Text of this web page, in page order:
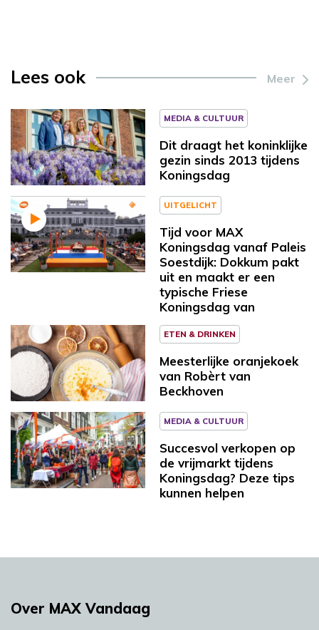
Lees ook Meer
MEDIA & CULTUUR
Dit draagt het koninklijke
gezin sinds 2013 tijdens
Koningsdag
UITGELICHT
Tijd voor MAX
Koningsdag vanaf Paleis
Soestdijk: Dokkum pakt
uit en maakt er een
typische Friese
Koningsdag van
ETEN & DRINKEN
Meesterlijke oranjekoek
van Robèrt van
Beckhoven
MEDIA & CULTUUR
Succesvol verkopen op
de vrijmarkt tijdens
Koningsdag? Deze tips
kunnen helpen
Over MAX Vandaag